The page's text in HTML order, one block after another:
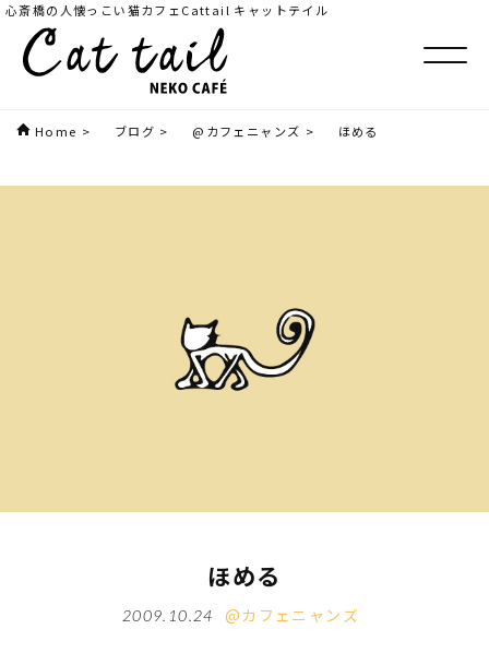
心斎橋の人懐っこい猫カフェCattail キャットテイル
Home > ブログ > @カフェニャンズ > ほめる
ほめる
2009.10.24 @カフェニャンズ